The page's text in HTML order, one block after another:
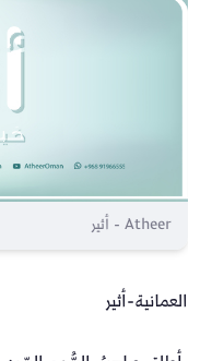
Atheer - أثير
العمانية-أثير